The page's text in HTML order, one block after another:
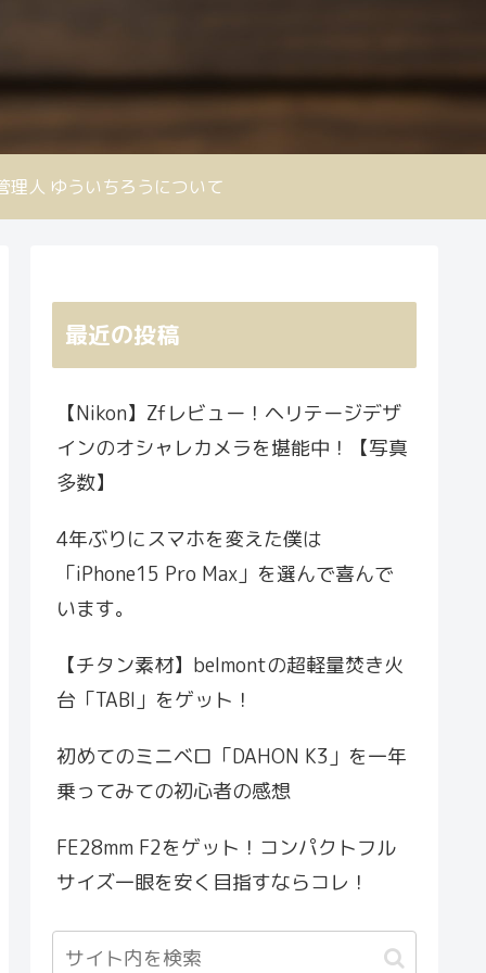
理人 ゆういちろうについて
最近の投稿
【Nikon】Zfレビュー！ヘリテージデザ
インのオシャレカメラを堪能中！【写真
多数】
4年ぶりにスマホを変えた僕は
「iPhone15 Pro Max」を選んで喜んで
います。
【チタン素材】belmontの超軽量焚き火
台「TABI」をゲット！
初めてのミニベロ「DAHON K3」を一年
乗ってみての初心者の感想
FE28mm F2をゲット！コンパクトフル
サイズ一眼を安く目指すならコレ！